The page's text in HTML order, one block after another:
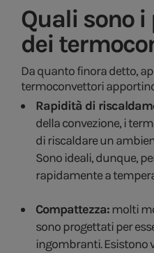
Quali sono i
dei
Da quanto finora detto,
termoconvettori
Rapidità di
della convezione, i
di riscaldare un
Sono ideali, dunque,
rapidamente a
Compattezza: molti
sono progettati per
ingombranti. Esistono